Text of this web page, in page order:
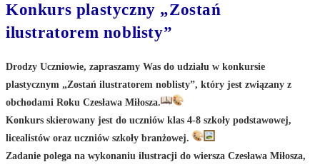
Konkurs plastyczny „Zostań
ilustratorem noblisty”
Drodzy Uczniowie, zapraszamy Was do udziału w konkursie
plastycznym „Zostań ilustratorem noblisty”, który jest związany z
obchodami Roku Czesława Miłosza.
Konkurs skierowany jest do uczniów klas 4-8 szkoły podstawowej,
licealistów oraz uczniów szkoły branżowej.
Zadanie polega na wykonaniu ilustracji do wiersza Czesława Miłosza,